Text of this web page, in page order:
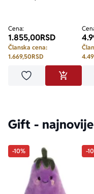
Cena:
1.855,00RSD
Članska cena:
1.669,50RSD
Dodaj u omiljene
DODAJ U
Gift - najnovije
-10% -